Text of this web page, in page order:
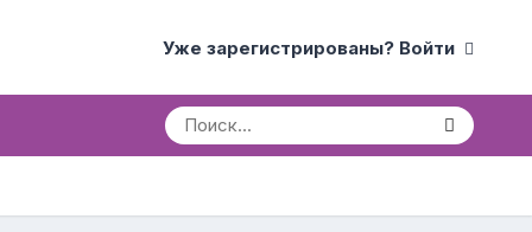
Уже зарегистрированы? Войти